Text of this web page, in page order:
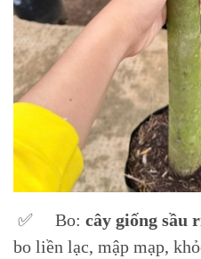
✅ Bo: cây giống sầu
bo liền lạc, mập mạp,